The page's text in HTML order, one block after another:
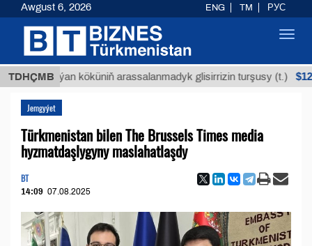
TDHÇMB
Buýan köküniň arassalanmadyk glisirrizin turşusy (t.) $12935,18
Jemgyýet
Türkmenistan bilen The Brussels Times media
hyzmatdaşlygyny maslahatlaşdy
BT
14:09 07.08.2025
Awgust 6, 2026 ENG TM РУС